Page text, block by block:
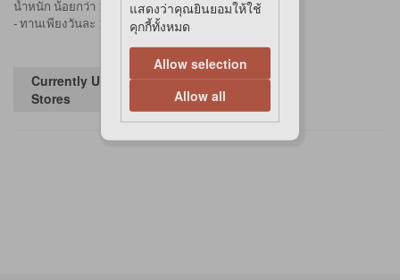
น้ำหนัก น้อยกว่า 10 กก.
- ทานเพียงวันละ 1 กรัม (1 ช้อนที่ให้ไป)
Currently Unavailable in
Stores
แสดงว่าคุณยินยอมให้ใช้
คุกกี้ทั้งหมด
Allow selection
Allow all